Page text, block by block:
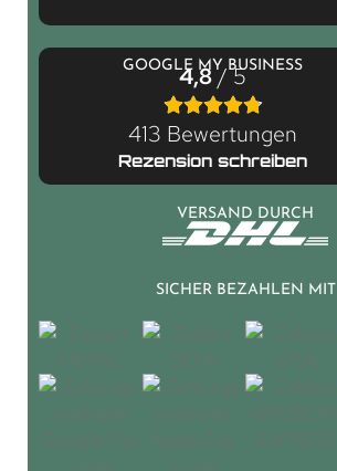
GOOGLE MY BUSINESS
4,8/ 5
413 Bewertungen
Rezension schreiben
VERSAND DURCH
SICHER BEZAHLEN MIT